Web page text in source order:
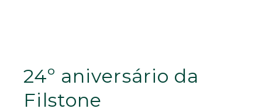
24º aniversário da
Filstone